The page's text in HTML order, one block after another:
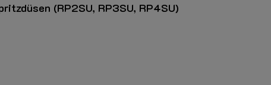
(RP2SU, RP3SU, RP4SU)